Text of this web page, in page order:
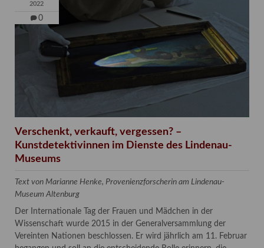
2022
0
Verschenkt, verkauft, vergessen? –
Kunstdetektivinnen im Dienste des Lindenau-
Museums
Text von Marianne Henke, Provenienzforscherin am Lindenau-
Museum Altenburg
Der Internationale Tag der Frauen und Mädchen in der
Wissenschaft wurde 2015 in der Generalversammlung der
Vereinten Nationen beschlossen. Er wird jährlich am 11. Februar